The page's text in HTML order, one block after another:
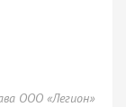
ООО «Легион»